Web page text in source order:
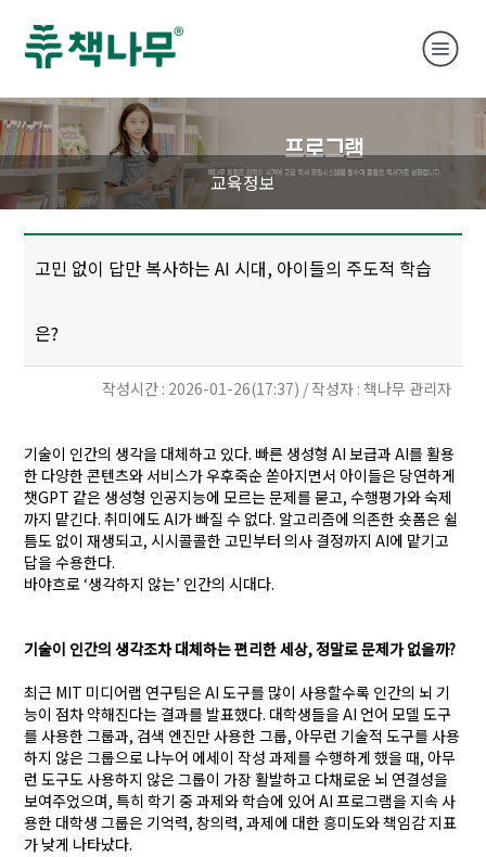
교육정보
고민 없이 답만 복사하는 AI 시대, 아이들의 주도적 학습
은?
작성시간 : 2026-01-26(17:37) / 작성자 : 책나무 관리자
기술이 인간의 생각을 대체하고 있다. 빠른 생성형AI보급과AI를 활용
한 다양한 콘텐츠와 서비스가 우후죽순 쏟아지면서 아이들은 당연하게
챗GPT같은 생성형 인공지능에 모르는 문제를 묻고,수행평가와 숙제
까지 맡긴다.취미에도AI가 빠질 수 없다. 알고리즘에 의존한 숏폼은 쉴
틈도 없이 재생되고,시시콜콜한 고민부터 의사 결정까지AI에 맡기고
답을 수용한다.
바야흐로‘생각하지 않는’ 인간의 시대다.
기술이 인간의 생각조차 대체하는 편리한 세상,정말로 문제가 없을까?
최근 MIT 미디어랩 연구팀은AI도구를 많이 사용할수록 인간의 뇌 기
능이 점차 약해진다는 결과를 발표했다. 대학생들을AI 언어 모델 도구
를 사용한 그룹과, 검색 엔진만 사용한 그룹, 아무런 기술적 도구를 사용
하지 않은 그룹으로 나누어 에세이 작성 과제를 수행하게 했을 때, 아무
런 도구도 사용하지 않은 그룹이 가장 활발하고 다채로운 뇌 연결성을
보여주었으며,특히 학기 중 과제와 학습에 있어AI프로그램을 지속 사
용한 대학생 그룹은 기억력, 창의력,과제에 대한 흥미도와 책임감 지표
가 낮게 나타났다.